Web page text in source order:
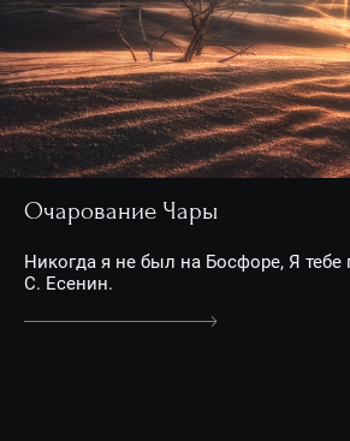
Очарование Чары
Никогда я не был на Босфоре, Я
С. Есенин.